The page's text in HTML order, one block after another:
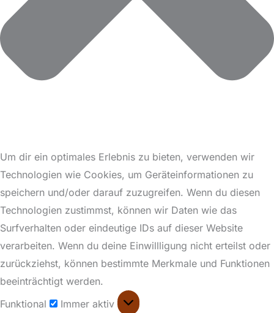
Um dir ein optimales Erlebnis zu bieten, verwenden wir
Technologien wie Cookies, um Geräteinformationen zu
speichern und/oder darauf zuzugreifen. Wenn du diesen
Technologien zustimmst, können wir Daten wie das
Surfverhalten oder eindeutige IDs auf dieser Website
verarbeiten. Wenn du deine Einwillligung nicht erteilst oder
zurückziehst, können bestimmte Merkmale und Funktionen
beeinträchtigt werden.
Funktional
Immer aktiv